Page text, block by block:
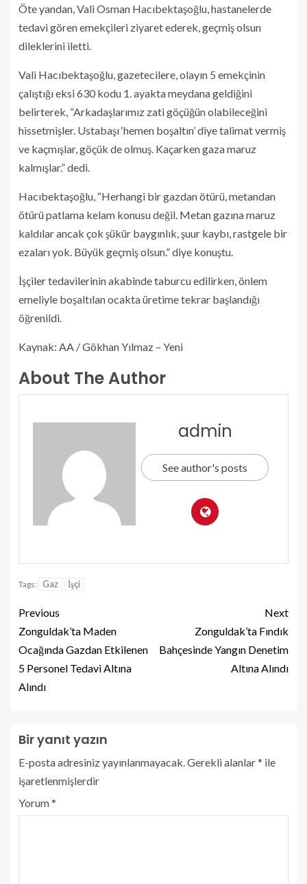
Öte yandan, Vali Osman Hacıbektaşoğlu, hastanelerde
tedavi gören emekçileri ziyaret ederek, geçmiş olsun
dileklerini iletti.
Vali Hacıbektaşoğlu, gazetecilere, olayın 5 emekçinin
çalıştığı eksi 630 kodu 1. ayakta meydana geldiğini
belirterek, “Arkadaşlarımız zati göçüğün olabileceğini
hissetmişler. Ustabaşı ‘hemen boşaltın’ diye talimat vermiş
ve kaçmışlar, göçük de olmuş. Kaçarken gaza maruz
kalmışlar.” dedi.
Hacıbektaşoğlu, “Herhangi bir gazdan ötürü, metandan
ötürü patlama kelam konusu değil. Metan gazına maruz
kaldılar ancak çok şükür baygınlık, şuur kaybı, rastgele bir
ezaları yok. Büyük geçmiş olsun.” diye konuştu.
İşçiler tedavilerinin akabinde taburcu edilirken, önlem
emeliyle boşaltılan ocakta üretime tekrar başlandığı
öğrenildi.
Kaynak: AA / Gökhan Yılmaz – Yeni
About The Author
admin
See author's posts
Tags: Gaz İşçi
Previous
Zonguldak’ta Maden
Ocağında Gazdan Etkilenen
5 Personel Tedavi Altına
Alındı
Next
Zonguldak’ta Fındık
Bahçesinde Yangın Denetim
Altına Alındı
Bir yanıt yazın
E-posta adresiniz yayınlanmayacak.Gerekli alanlar* ile
işaretlenmişlerdir
Yorum*